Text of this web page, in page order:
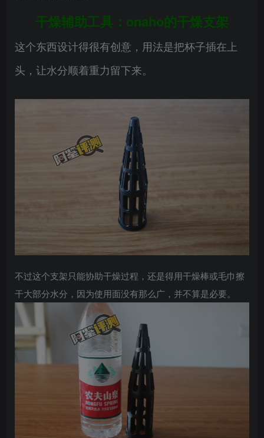
干燥辅助工具：onaho的干燥支架
这个东西设计得很有创意，用法是把杯子插在上
头，让水分顺着重力留下来。
不过这个支架只能协助干燥过程，还是得用干燥棒或毛巾擦
干大部分水分，因为使用面没有那么广，并不算是必要。